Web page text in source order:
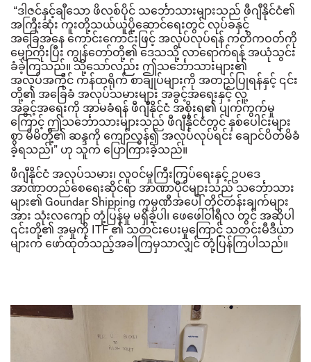
“ဒါဇင်နှင့်ချီသော ဖိလစ်ပိုင် သင်္ဘောသားများသည် ဖီဂျီနိုင်ငံ၏
အကြီးဆုံး ကူးတို့သယ်ယူပို့ဆောင်ရေးတွင် လုပ်ခနှင့်
အခြေအနေ ကောင်းကောင်းဖြင့် အလုပ်လုပ်ရန် ကတိကဝတ််ကို
မျှော်ကိုးပြီး ကျွန်တော်တို့၏ ဒေသသို့ လာရောက်ရန် အယုံသွင်း
ခံခဲ့ကြသည်။ သို့သော်လည်း ဤသင်္ဘောသားများ၏
အလုပ်အကိုင် ကန်ထရိုက် စာချုပ်များကို အတည်ပြုရန်နှင့် ၎င်း
တို့၏ အခြေခံ အလုပ်သမားများ အခွင့်အရေးနှင့် လူ့
အခွင့်အရေးကို အာမခံရန် ဖီဂျီနိုင်ငံ အစိုးရ၏ ပျက်ကွက်မှု
ကြောင့် ဤသင်္ဘောသားများသည် ဖီဂျီနိုင်ငံတွင် နှစ်ပေါင်းများ
စွာ မိမိတို့၏ ဆန္ဒကို ကျော်လွန်၍ အလုပ်လုပ်ရင်း ချောင်ပိတ်မိခံ
ခဲ့ရသည်၊” ဟု သူက ပြောကြားခဲ့သည်။
ဖီဂျီနိုင်ငံ အလုပ်သမား၊ လူဝင်မှုကြီးကြပ်ရေးနှင့် ဥပဒေ
အာဏာတည်စေရေးဆိုင်ရာ အာဏာပိုင်များသည် သင်္ဘောသား
များ၏ Goundar Shipping ကုမ္ပဏီအပေါ် တိုင်တန်းချက်များ
အား သုံးလကျော် တုံ့ပြန်မှု မရှိခဲ့ပါ၊ ဖေဖေါ်ဝါရီလ တွင် အဆိုပါ
၎င်းတို့၏ အမှုကို ITF၏ သတင်းပေးမှုကြောင့် သတင်းမီဒီယာ
များက ဖော်ထုတ်သည့်အခါကြမှသာလျှင် တုံ့ပြန်ကြပါသည်။